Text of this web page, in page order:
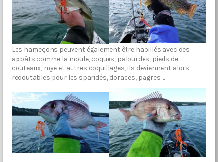
Les hameçons peuvent également être habillés avec des
appâts comme la moule, coques, palourdes, pieds de
couteaux, mye et autres coquillages, ils deviennent alors
redoutables pour les sparidés, dorades, pagres ...